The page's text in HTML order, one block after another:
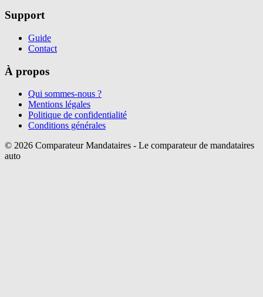
Support
Guide
Contact
À propos
Qui sommes-nous ?
Mentions légales
Politique de confidentialité
Conditions générales
© 2026 Comparateur Mandataires - Le comparateur de mandataires
auto